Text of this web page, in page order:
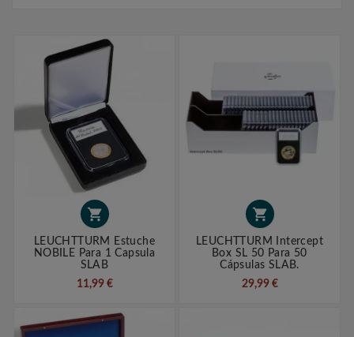

LEUCHTTURM Estuche
NOBILE Para 1 Capsula
SLAB
11,99 €

LEUCHTTURM Intercept
Box SL 50 Para 50
Cápsulas SLAB.
29,99 €